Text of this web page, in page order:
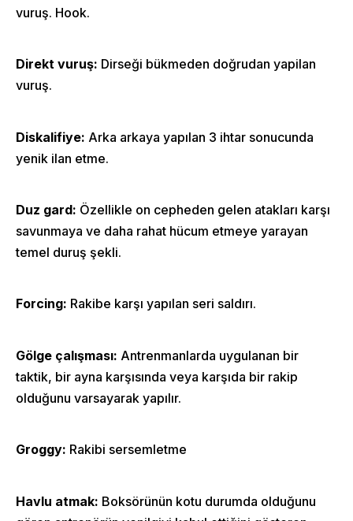
vuruş. Hook.
Direkt vuruş: Dirseği bükmeden doğrudan yapilan
vuruş.
Diskalifiye: Arka arkaya yapılan 3 ihtar sonucunda
yenik ilan etme.
Duz gard: Özellikle on cepheden gelen atakları karşı
savunmaya ve daha rahat hücum etmeye yarayan
temel duruş şekli.
Forcing: Rakibe karşı yapılan seri saldırı.
Gölge çalışması: Antrenmanlarda uygulanan bir
taktik, bir ayna karşısında veya karşıda bir rakip
olduğunu varsayarak yapılır.
Groggy: Rakibi sersemletme
Havlu atmak: Boksörünün kotu durumda olduğunu
About Us
Shop